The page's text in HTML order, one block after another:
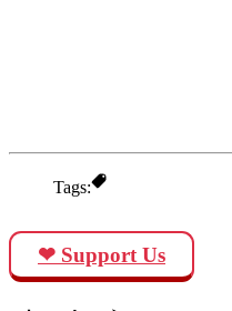
Tags:
❤ Support Us